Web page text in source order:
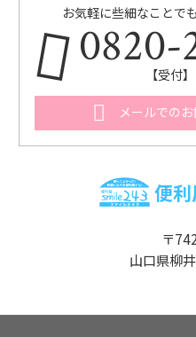
お気軽に些細なことで
0820-
【受付
メールでの
便
〒
山口県柳